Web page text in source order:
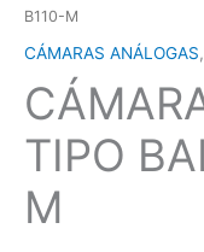
B110-M
CÁMARAS ANÁLOGAS,
TIPO
M